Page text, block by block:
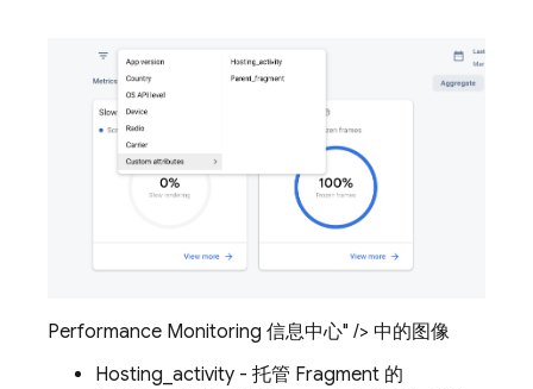
Performance Monitoring 信息中心" /> 中的图像
Hosting_activity - 托管 Fragment 的